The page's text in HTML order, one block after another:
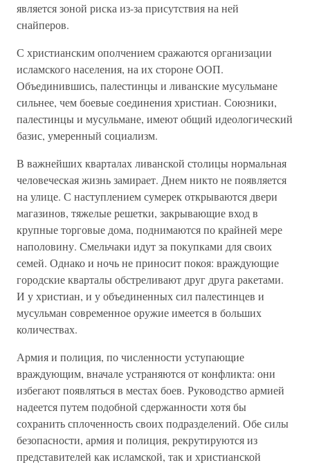
является зоной риска из-за присутствия на ней
снайперов.
С христианским ополчением сражаются организации
исламского населения, на их стороне ООП.
Объединившись, палестинцы и ливанские мусульмане
сильнее, чем боевые соединения христиан. Союзники,
палестинцы и мусульмане, имеют общий идеологический
базис, умеренный социализм.
В важнейших кварталах ливанской столицы нормальная
человеческая жизнь замирает. Днем никто не появляется
на улице. С наступлением сумерек открываются двери
магазинов, тяжелые решетки, закрывающие вход в
крупные торговые дома, поднимаются по крайней мере
наполовину. Смельчаки идут за покупками для своих
семей. Однако и ночь не приносит покоя: враждующие
городские кварталы обстреливают друг друга ракетами.
И у христиан, и у объединенных сил палестинцев и
мусульман современное оружие имеется в больших
количествах.
Армия и полиция, по численности уступающие
враждующим, вначале устраняются от конфликта: они
избегают появляться в местах боев. Руководство армией
надеется путем подобной сдержанности хотя бы
сохранить сплоченность своих подразделений. Обе силы
безопасности, армия и полиция, рекрутируются из
представителей как исламской, так и христианской